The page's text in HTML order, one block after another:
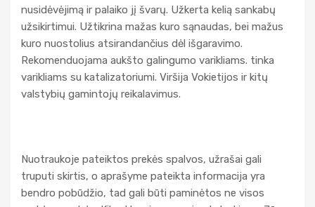
nusidėvėjimą ir palaiko jį švarų. Užkerta kelią sankabų
užsikirtimui. Užtikrina mažas kuro sąnaudas, bei mažus
kuro nuostolius atsirandančius dėl išgaravimo.
Rekomenduojama aukšto galingumo varikliams. tinka
varikliams su katalizatoriumi. Viršija Vokietijos ir kitų
valstybių gamintojų reikalavimus.
Nuotraukoje pateiktos prekės spalvos, užrašai gali
truputi skirtis, o aprašyme pateikta informacija yra
bendro pobūdžio, tad gali būti paminėtos ne visos